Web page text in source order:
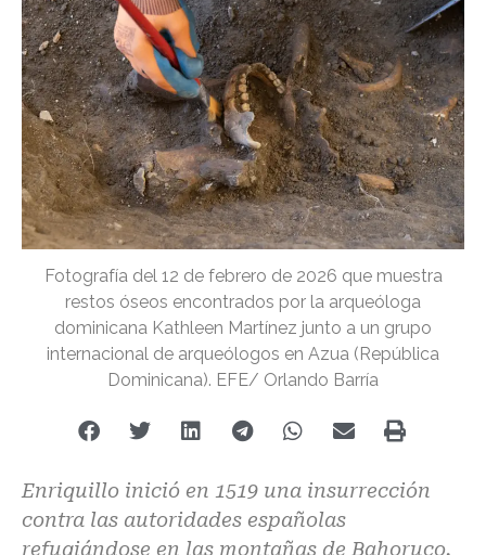
Fotografía del 12 de febrero de 2026 que muestra
restos óseos encontrados por la arqueóloga
dominicana Kathleen Martínez junto a un grupo
internacional de arqueólogos en Azua (República
Dominicana). EFE/ Orlando Barría
Enriquillo inició en 1519 una insurrección
contra las autoridades españolas
refugiándose en las montañas de Bahoruco.